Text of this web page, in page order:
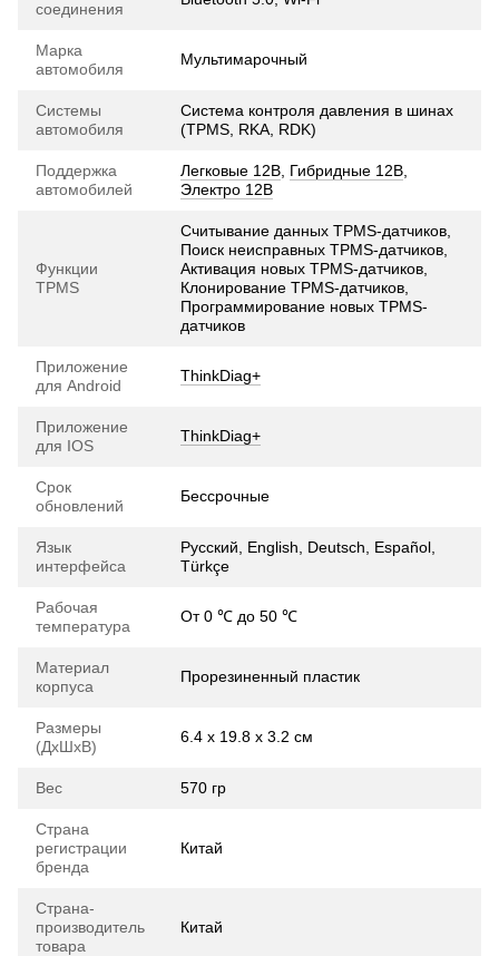
соединения
Марка
автомобиля
Мультимарочный
Системы
автомобиля
Система контроля давления в шинах
(TPMS, RKA, RDK)
Поддержка
автомобилей
Легковые 12В Гибридные 12В
Электро 12В
Функции
TPMS
Считывание данных TPMS-датчиков,
Поиск неисправных TPMS-датчиков,
Активация новых TPMS-датчиков,
Клонирование TPMS-датчиков,
Программирование новых TPMS-
датчиков
Приложение
для Android
ThinkDiag+
Приложение
для IOS
ThinkDiag+
Срок
обновлений
Бессрочные
Язык
интерфейса
Русский, English, Deutsch, Español,
Türkçe
Рабочая
температура
От 0 ℃ до 50 ℃
Материал
корпуса
Прорезиненный пластик
Размеры
(ДхШхВ)
6.4 х 19.8 х 3.2 см
Вес 570 гр
Страна
регистрации
бренда
Китай
Страна-
производитель
товара
Китай